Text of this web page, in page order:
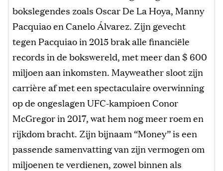
bokslegendes zoals Oscar De La Hoya, Manny
Pacquiao en Canelo Álvarez. Zijn gevecht
tegen Pacquiao in 2015 brak alle financiële
records in de bokswereld, met meer dan $ 600
miljoen aan inkomsten. Mayweather sloot zijn
carrière af met een spectaculaire overwinning
op de ongeslagen UFC-kampioen Conor
McGregor in 2017, wat hem nog meer roem en
rijkdom bracht. Zijn bijnaam “Money” is een
passende samenvatting van zijn vermogen om
miljoenen te verdienen, zowel binnen als